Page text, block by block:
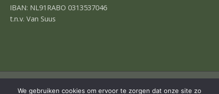
IBAN: NL91RABO 0313537046
t.n.v. Van Suus
COPYRIGHT © 2026 | OMNIA 4 WEBDESIGN
We gebruiken cookies om ervoor te zorgen dat onze site zo